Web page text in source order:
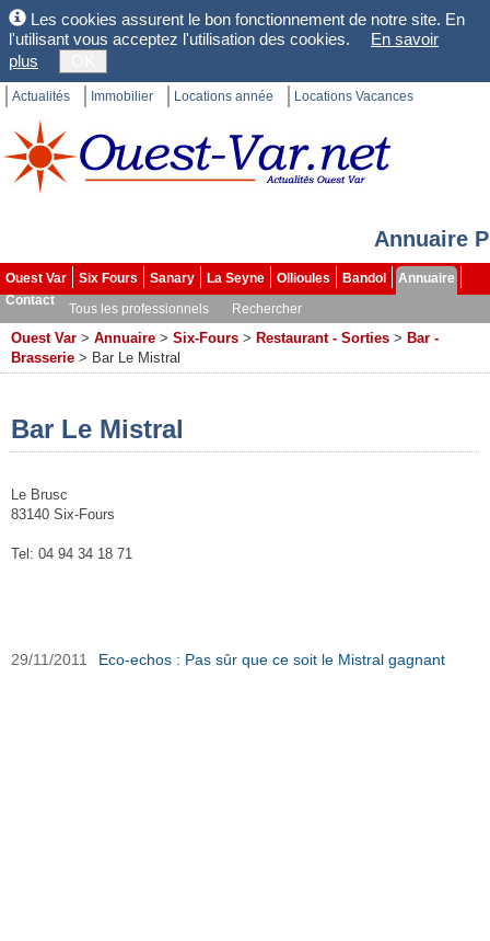
Les cookies assurent le bon fonctionnement de notre site. En
l'utilisant vous acceptez l'utilisation des cookies.
En savoir
plus
Actualités Immobilier Locations année Locations Vacances
Annuaire
Ouest Var Six Fours Sanary La Seyne Ollioules Bandol
Annuaire
Contact
Tous les professionnels Rechercher
Ouest Var > Annuaire > Six-Fours > Restaurant - Sorties > Bar -
Brasserie > Bar Le Mistral
Bar Le Mistral
Le Brusc
83140 Six-Fours
Tel: 04 94 34 18 71
29/11/2011
Eco-echos : Pas sûr que ce soit le Mistral gagnant